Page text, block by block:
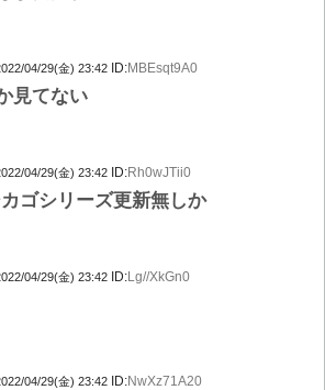
04/29(金) 23:42 ID:MBEsqt9A0
見てない
04/29(金) 23:42 ID:Rh0wJTii0
ゴシリーズ更新無しか
04/29(金) 23:42 ID:Lg//XkGn0
04/29(金) 23:42 ID:NwXz71A20